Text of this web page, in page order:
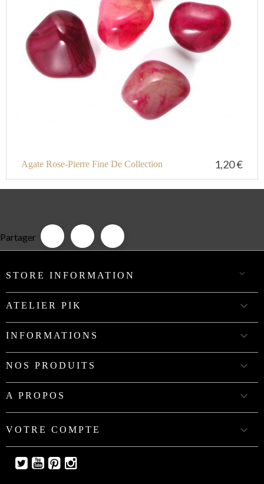
Agate Rose-Pierre Fine De Collection 1,20 €
Partager
STORE INFORMATION 
ATELIER PIK 
INFORMATIONS 
NOS PRODUITS 
A PROPOS 
VOTRE COMPTE 
TwitterYouTube
PinterestInstagram